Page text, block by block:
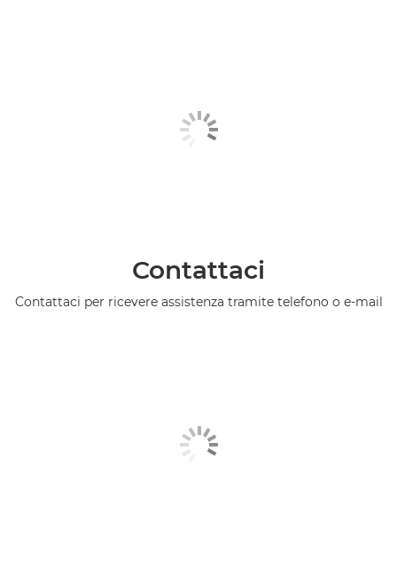
Contattaci
Contattaci per ricevere assistenza tramite telefono o e-mail